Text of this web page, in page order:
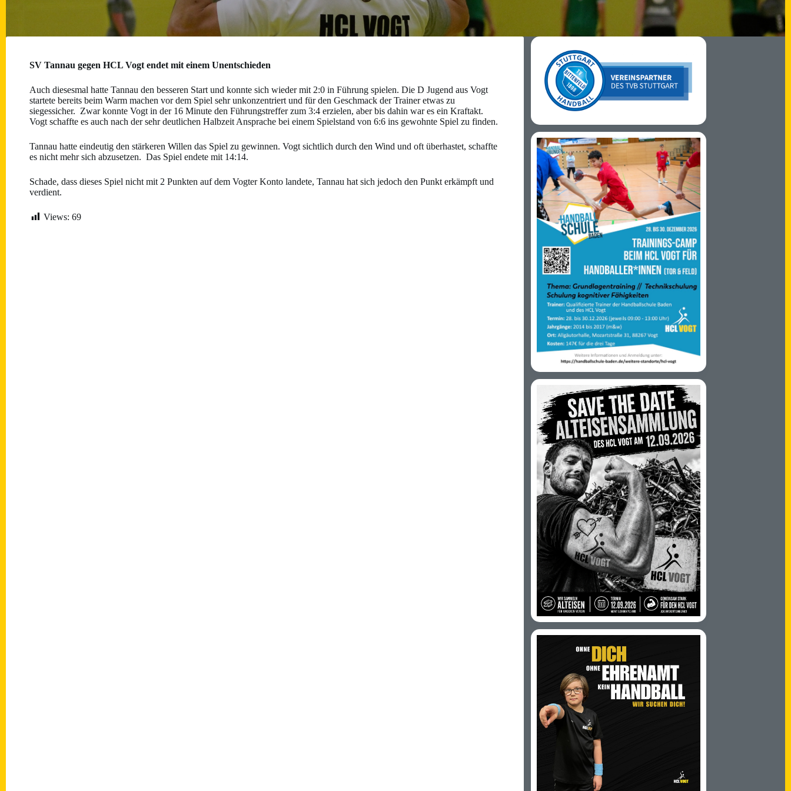
SV Tannau gegen HCL Vogt endet mit einem Unentschieden
Auch diesesmal hatte Tannau den besseren Start und konnte sich wieder mit 2:0 in Führung spielen. Die D Jugend aus Vogt
startete bereits beim Warm machen vor dem Spiel sehr unkonzentriert und für den Geschmack der Trainer etwas zu
siegessicher. Zwar konnte Vogt in der 16 Minute den Führungstreffer zum 3:4 erzielen, aber bis dahin war es ein Kraftakt.
Vogt schaffte es auch nach der sehr deutlichen Halbzeit Ansprache bei einem Spielstand von 6:6 ins gewohnte Spiel zu finden.
Tannau hatte eindeutig den stärkeren Willen das Spiel zu gewinnen. Vogt sichtlich durch den Wind und oft überhastet, schaffte
es nicht mehr sich abzusetzen. Das Spiel endete mit 14:14.
Schade, dass dieses Spiel nicht mit 2 Punkten auf dem Vogter Konto landete, Tannau hat sich jedoch den Punkt erkämpft und
verdient.
Views: 69